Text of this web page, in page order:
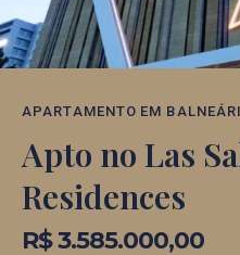
APARTAMENTO EM
Apto no Las
Residences
R$ 3.585.000,00